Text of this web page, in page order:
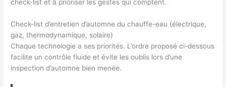
check-list et à prioriser les gestes qui comptent.
Check-list d’entretien d’automne du chauffe-eau (électrique,
gaz, thermodynamique, solaire)
Chaque technologie a ses priorités. L’ordre proposé ci-dessous
facilite un contrôle fluide et évite les oublis lors d’une
inspection d’automne bien menée.